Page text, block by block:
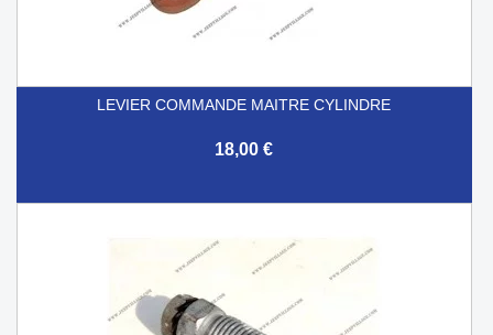
LEVIER COMMANDE MAITRE CYLINDRE
18,00 €